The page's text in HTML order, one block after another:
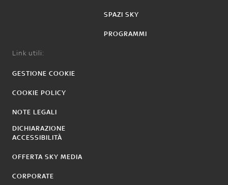
SPAZI SKY
PROGRAMMI
Link utili:
GESTIONE COOKIE
COOKIE POLICY
NOTE LEGALI
DICHIARAZIONE
ACCESSIBILITÀ
OFFERTA SKY MEDIA
CORPORATE